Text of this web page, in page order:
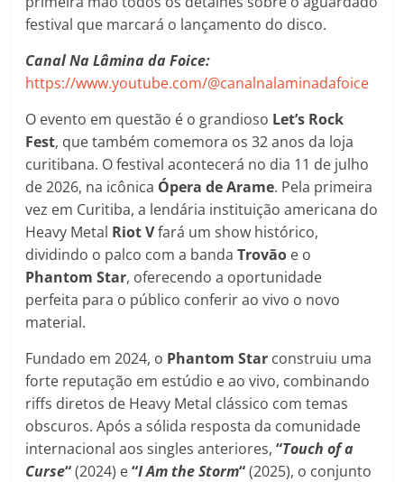
festival que marcará o lançamento do disco.
Canal Na Lâmina da Foice:
https://www.youtube.com/@canalnalaminadafoice
O evento em questão é o grandioso Let’s Rock
Fest, que também comemora os 32 anos da loja
curitibana. O festival acontecerá no dia 11 de julho
de 2026, na icônica Ópera de Arame. Pela primeira
vez em Curitiba, a lendária instituição americana do
Heavy Metal Riot Vfará um show histórico,
dividindo o palco com a bandaTrovão e o
Phantom Star, oferecendo a oportunidade
perfeita para o público conferir ao vivo o novo
material.
Fundado em 2024, o Phantom Star construiu uma
forte reputação em estúdio e ao vivo, combinando
riffs diretos de Heavy Metal clássico com temas
obscuros. Após a sólida resposta da comunidade
internacional aos singles anteriores,“Touch of a
Curse“(2024) e“I Am the Storm“(2025), o conjunto